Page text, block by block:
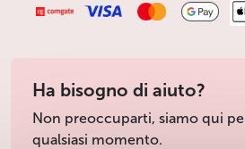
Ha bisogno di aiuto?
Non preoccuparti, siamo qui
qualsiasi momento.